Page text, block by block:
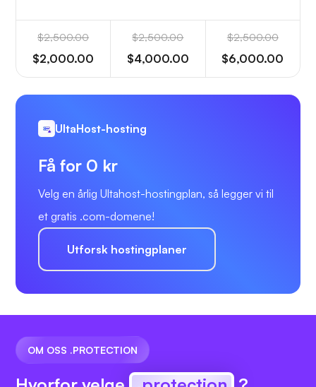
$2,500.00
$2,000.00
$2,500.00
$4,000.00
$2,500.00
$6,000.00
UltaHost-hosting
Få for 0 kr
Velg en årlig Ultahost-hostingplan, så legger vi til
et gratis .com-domene!
Utforsk hostingplaner
OM OSS .PROTECTION